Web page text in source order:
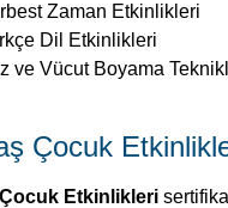
Zaman Etkinlikleri
Dil Etkinlikleri
ve Vücut Boyama
Çocuk
Etkinlikleri